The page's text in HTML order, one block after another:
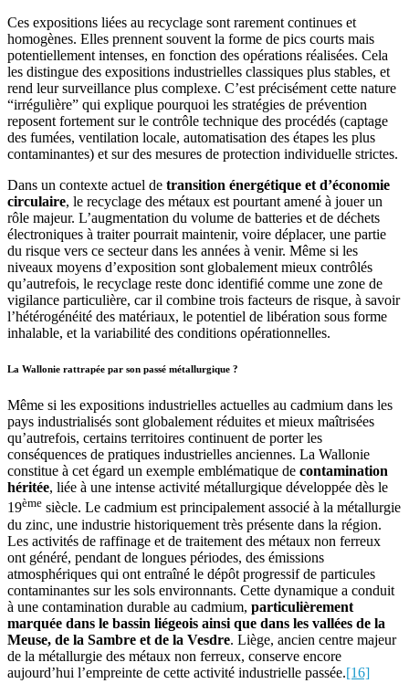
Ces expositions liées au recyclage sont rarement continues et
homogènes. Elles prennent souvent la forme de pics courts mais
potentiellement intenses, en fonction des opérations réalisées. Cela
les distingue des expositions industrielles classiques plus stables, et
rend leur surveillance plus complexe. C’est précisément cette nature
“irrégulière” qui explique pourquoi les stratégies de prévention
reposent fortement sur le contrôle technique des procédés (captage
des fumées, ventilation locale, automatisation des étapes les plus
contaminantes) et sur des mesures de protection individuelle strictes.
Dans un contexte actuel de transition énergétique et d’économie
circulaire, le recyclage des métaux est pourtant amené à jouer un
rôle majeur. L’augmentation du volume de batteries et de déchets
électroniques à traiter pourrait maintenir, voire déplacer, une partie
du risque vers ce secteur dans les années à venir. Même si les
niveaux moyens d’exposition sont globalement mieux contrôlés
qu’autrefois, le recyclage reste donc identifié comme une zone de
vigilance particulière, car il combine trois facteurs de risque, à savoir
l’hétérogénéité des matériaux, le potentiel de libération sous forme
inhalable, et la variabilité des conditions opérationnelles.
La Wallonie rattrapée par son passé métallurgique ?
Même si les expositions industrielles actuelles au cadmium dans les
pays industrialisés sont globalement réduites et mieux maîtrisées
qu’autrefois, certains territoires continuent de porter les
conséquences de pratiques industrielles anciennes. La Wallonie
constitue à cet égard un exemple emblématique de contamination
héritée, liée à une intense activité métallurgique développée dès le
19ème siècle. Le cadmium est principalement associé à la métallurgie
du zinc, une industrie historiquement très présente dans la région.
Les activités de raffinage et de traitement des métaux non ferreux
ont généré, pendant de longues périodes, des émissions
atmosphériques qui ont entraîné le dépôt progressif de particules
contaminantes sur les sols environnants. Cette dynamique a conduit
à une contamination durable au cadmium, particulièrement
marquée dans le bassin liégeois ainsi que dans les vallées de la
Meuse, de la Sambre et de la Vesdre. Liège, ancien centre majeur
de la métallurgie des métaux non ferreux, conserve encore
aujourd’hui l’empreinte de cette activité industrielle passée.[16]